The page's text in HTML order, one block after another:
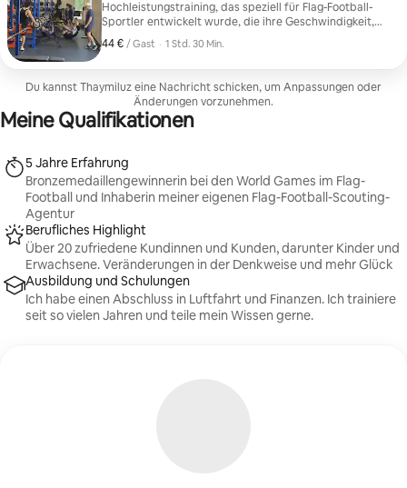
Stressabbau ausgerichtete Kurse Perfekt für: •
Vielbeschäftigte Erwachsene • Einsteiger:innen •
kein intensives Training mag
Hochleistungstraining, das speziell für Flag-Football-
Sportler entwickelt wurde, die ihre Geschwindigkeit,
Beweglichkeit, ihr Streckenlaufen und ihren Spiel-IQ
verbessern möchten. Perfekt für Spieler, die auf dem
möchten. Mit eingeschlossen: • Übungen für das Laufen
auf der Bahn und das Schneiden • Schnell- und
Beschleunigungstraining • Beweglichkeit und
Richtungswechsel • Übungen für Spielsituationen (1-
44 € / Gast
44 € pro Gast
, · 1 Std. 30 Min.
Du kannst Thaymiluz eine Nachricht schicken, um Anpassungen oder
Änderungen vorzunehmen.
Meine Qualifikationen
5 Jahre Erfahrung
Bronzemedaillengewinnerin bei den World Games im Flag-
Football und Inhaberin meiner eigenen Flag-Football-Scouting-
Agentur
Berufliches Highlight
Über 20 zufriedene Kundinnen und Kunden, darunter Kinder und
Erwachsene. Veränderungen in der Denkweise und mehr Glück
Ausbildung und Schulungen
Ich habe einen Abschluss in Luftfahrt und Finanzen. Ich trainiere
seit so vielen Jahren und teile mein Wissen gerne.